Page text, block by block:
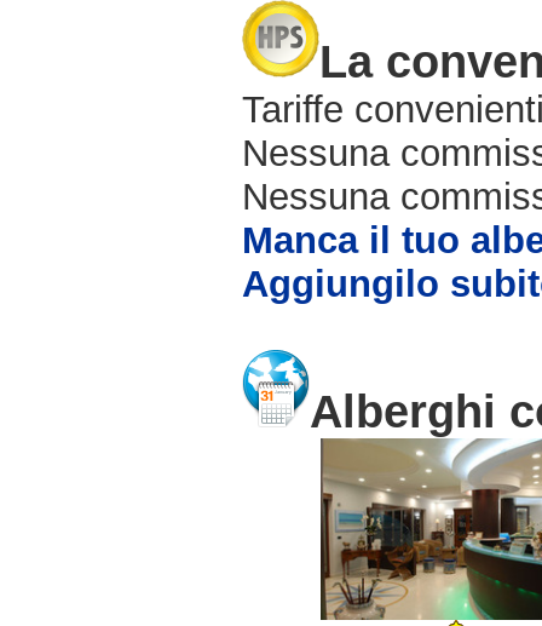
La
Tariffe
Nessuna
Nessuna
Manca il tuo
Aggiungilo
Alberghi